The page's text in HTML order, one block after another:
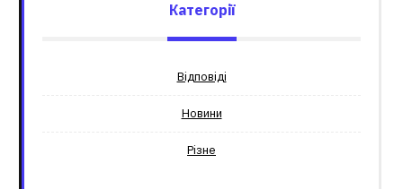
Категорії
Відповіді
Новини
Різне